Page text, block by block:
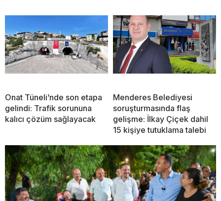
Onat Tüneli’nde son etapa
gelindi: Trafik sorununa
kalıcı çözüm sağlayacak
Menderes Belediyesi
soruşturmasında flaş
gelişme: İlkay Çiçek dahil
15 kişiye tutuklama talebi